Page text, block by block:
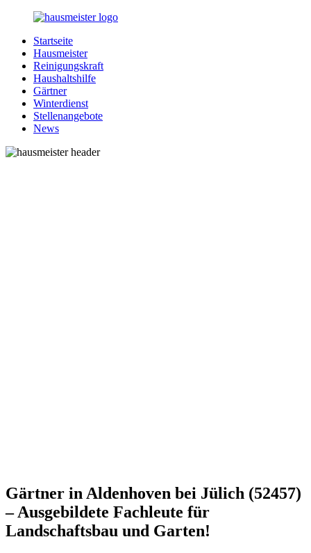
Zurück
Inhalt
Hausmeister.de
Alles
rund
Ihren
Haushalt
Startseite
Hausmeister
Reinigungskraft
Haushaltshilfe
Gärtner
Winterdienst
Stellenangebote
News
Gärtner in Aldenhoven bei Jülich (52457)
– Ausgebildete Fachleute für
Landschaftsbau und Garten!